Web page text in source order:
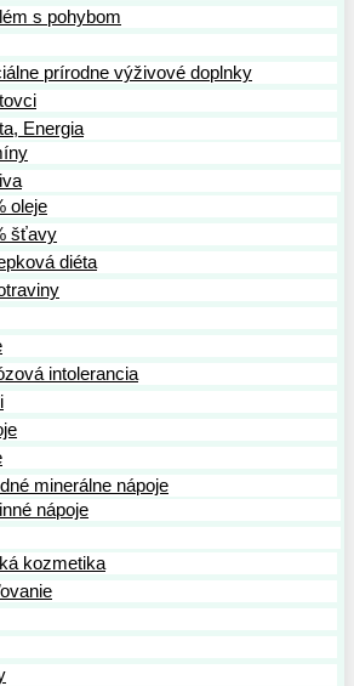
s pohybom
prírodne výživové doplnky
Energia
oleje
šťavy
diéta
intolerancia
minerálne nápoje
nápoje
kozmetika